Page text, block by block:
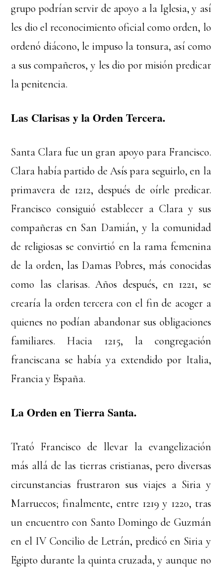
grupo podrían servir de apoyo a la Iglesia, y así
les dio el reconocimiento oficial como orden, lo
ordenó diácono, le impuso la tonsura, así como
a sus compañeros, y les dio por misión predicar
la penitencia.
Las Clarisas y la Orden Tercera.
Santa Clara fue un gran apoyo para Francisco.
Clara había partido de Asís para seguirlo, en la
primavera de 1212, después de oírle predicar.
Francisco consiguió establecer a Clara y sus
compañeras en San Damián, y la comunidad
de religiosas se convirtió en la rama femenina
de la orden, las Damas Pobres, más conocidas
como las clarisas. Años después, en 1221, se
crearía la orden tercera con el fin de acoger a
quienes no podían abandonar sus obligaciones
familiares. Hacia 1215, la congregación
franciscana se había ya extendido por Italia,
Francia y España.
La Orden en Tierra Santa.
Trató Francisco de llevar la evangelización
más allá de las tierras cristianas, pero diversas
circunstancias frustraron sus viajes a Siria y
Marruecos; finalmente, entre 1219 y 1220, tras
un encuentro con Santo Domingo de Guzmán
en el IV Concilio de Letrán, predicó en Siria y
Egipto durante la quinta cruzada, y aunque no